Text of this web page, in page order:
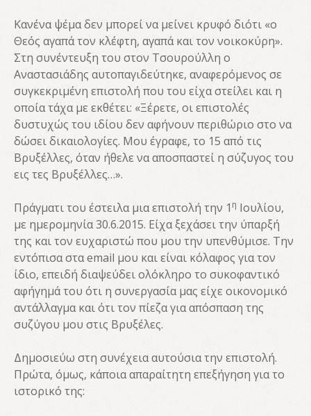
Κανένα ψέμα δεν μπορεί να μείνει κρυφό διότι «ο
Θεός αγαπά τον κλέφτη, αγαπά και τον νοικοκύρη».
Στη συνέντευξη του στον Τσουρούλλη ο
Αναστασιάδης αυτοπαγιδεύτηκε, αναφερόμενος σε
συγκεκριμένη επιστολή που του είχα στείλει και η
οποία τάχα με εκθέτει: «Ξέρετε, οι επιστολές
δυστυχώς του ιδίου δεν αφήνουν περιθώριο στο να
δώσει δικαιολογίες. Μου έγραφε, το 15 από τις
Βρυξέλλες, όταν ήθελε να αποσπαστεί η σύζυγος του
εις τες Βρυξέλλες…».
Πράγματι του έστειλα μια επιστολή την 1 η Ιουλίου,
με ημερομηνία 30.6.2015. Είχα ξεχάσει την ύπαρξή
της και τον ευχαριστώ που μου την υπενθύμισε. Την
εντόπισα στα email μου και είναι κόλαφος για τον
ίδιο, επειδή διαψεύδει ολόκληρο το συκοφαντικό
αφήγημά του ότι η συνεργασία μας είχε οικονομικό
αντάλλαγμα και ότι τον πίεζα για απόσπαση της
συζύγου μου στις Βρυξέλες.
Δημοσιεύω στη συνέχεια αυτούσια την επιστολή.
Πρώτα, όμως, κάποια απαραίτητη επεξήγηση για το
ιστορικό της: